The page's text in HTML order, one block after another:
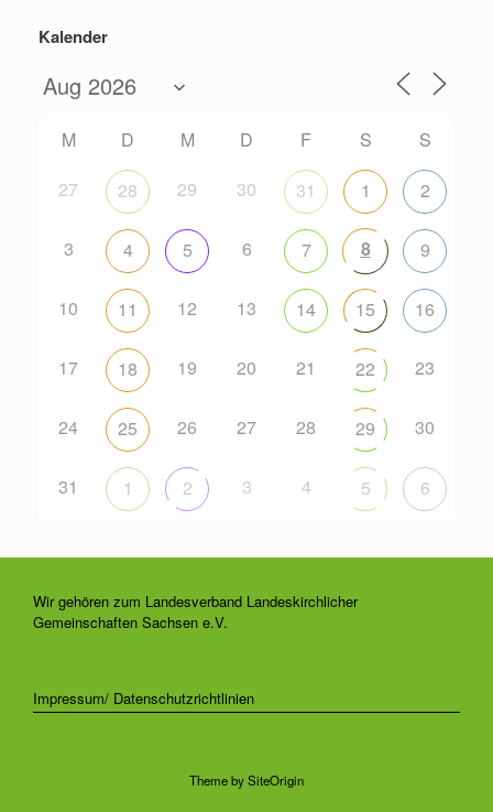
Kalender
M D M D F S
S
27
28 29 30 31 1 2
3 4 5 6 7 8 9
10 11 12 13 14 15 16
17 18 19 20 21 22 23
24 25 26 27 28 29 30
31 1 2 3 4 5 6
Wir gehören zum Landesverband Landeskirchlicher
Gemeinschaften Sachsen e.V.
Impressum/ Datenschutzrichtlinien
Theme bySiteOrigin